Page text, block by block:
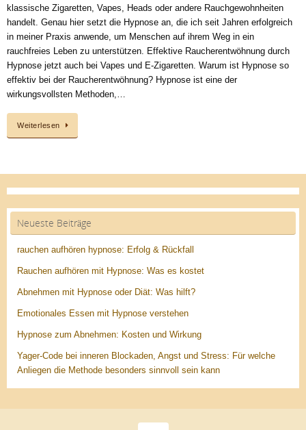
klassische Zigaretten, Vapes, Heads oder andere Rauchgewohnheiten
handelt. Genau hier setzt die Hypnose an, die ich seit Jahren erfolgreich
in meiner Praxis anwende, um Menschen auf ihrem Weg in ein
rauchfreies Leben zu unterstützen. Effektive Raucherentwöhnung durch
Hypnose jetzt auch bei Vapes und E-Zigaretten. Warum ist Hypnose so
effektiv bei der Raucherentwöhnung? Hypnose ist eine der
wirkungsvollsten Methoden,…
Weiterlesen
Neueste Beiträge
rauchen aufhören hypnose: Erfolg & Rückfall
Rauchen aufhören mit Hypnose: Was es kostet
Abnehmen mit Hypnose oder Diät: Was hilft?
Emotionales Essen mit Hypnose verstehen
Hypnose zum Abnehmen: Kosten und Wirkung
Yager-Code bei inneren Blockaden, Angst und Stress: Für welche
Anliegen die Methode besonders sinnvoll sein kann